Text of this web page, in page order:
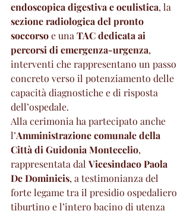
endoscopica digestiva e oculistica, la
sezione radiologica del pronto
soccorso e una TAC dedicata ai
percorsi di emergenza-urgenza,
interventi che rappresentano un passo
concreto verso il potenziamento delle
capacità diagnostiche e di risposta
dell’ospedale.
Alla cerimonia ha partecipato anche
l’Amministrazione comunale della
Città di Guidonia Montecelio,
rappresentata dal Vicesindaco Paola
De Dominicis, a testimonianza del
forte legame tra il presidio ospedaliero
tiburtino e l’intero bacino di utenza